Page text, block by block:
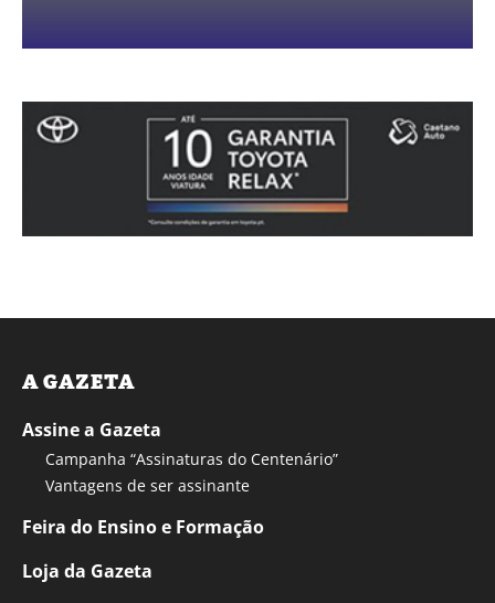
A GAZETA
Assine a Gazeta
Campanha “Assinaturas do Centenário”
Vantagens de ser assinante
Feira do Ensino e Formação
Loja da Gazeta